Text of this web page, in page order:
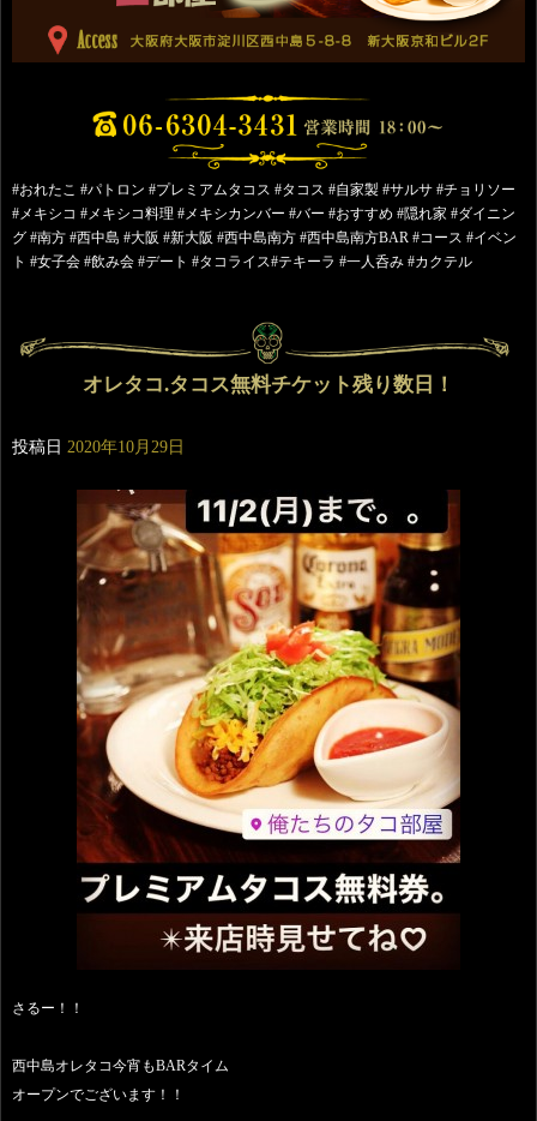
#おれたこ #パトロン #プレミアムタコス #タコス #自家製 #サルサ #チョリソー
#メキシコ #メキシコ料理 #メキシカンバー #バー #おすすめ #隠れ家 #ダイニン
グ #南方 #西中島 #大阪 #新大阪 #西中島南方 #西中島南方BAR #コース #イベン
ト #女子会 #飲み会 #デート #タコライス#テキーラ #一人呑み #カクテル
オレタコ.タコス無料チケット残り数日！
投稿日 2020年10月29日
さるー！！
西中島オレタコ今宵もBARタイム
オープンでございます！！